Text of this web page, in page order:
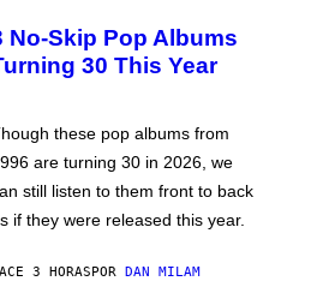
No-Skip Pop Albums
30 This Year
these pop albums from
are turning 30 in 2026, we
still listen to them front to back
if they were released this year.
3 HORASPOR DAN MILAM